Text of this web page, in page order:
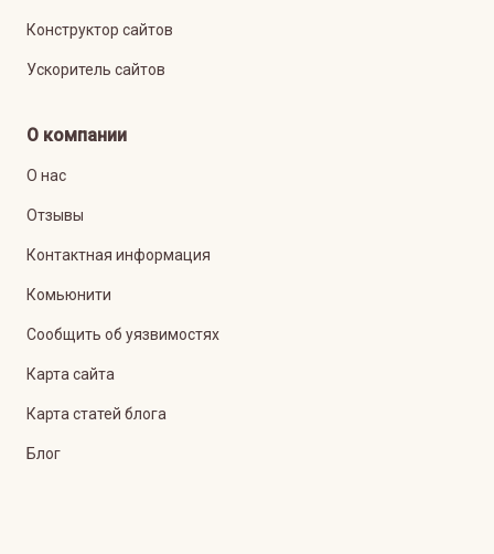
Конструктор сайтов
Ускоритель сайтов
О компании
О нас
Отзывы
Контактная информация
Комьюнити
Сообщить об уязвимостях
Карта сайта
Карта статей блога
Блог